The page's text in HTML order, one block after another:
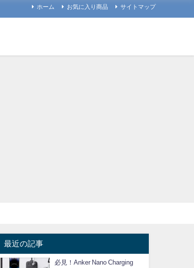
ホーム お気に入り商品 サイトマップ
最近の記事
必見！Anker Nano Charging